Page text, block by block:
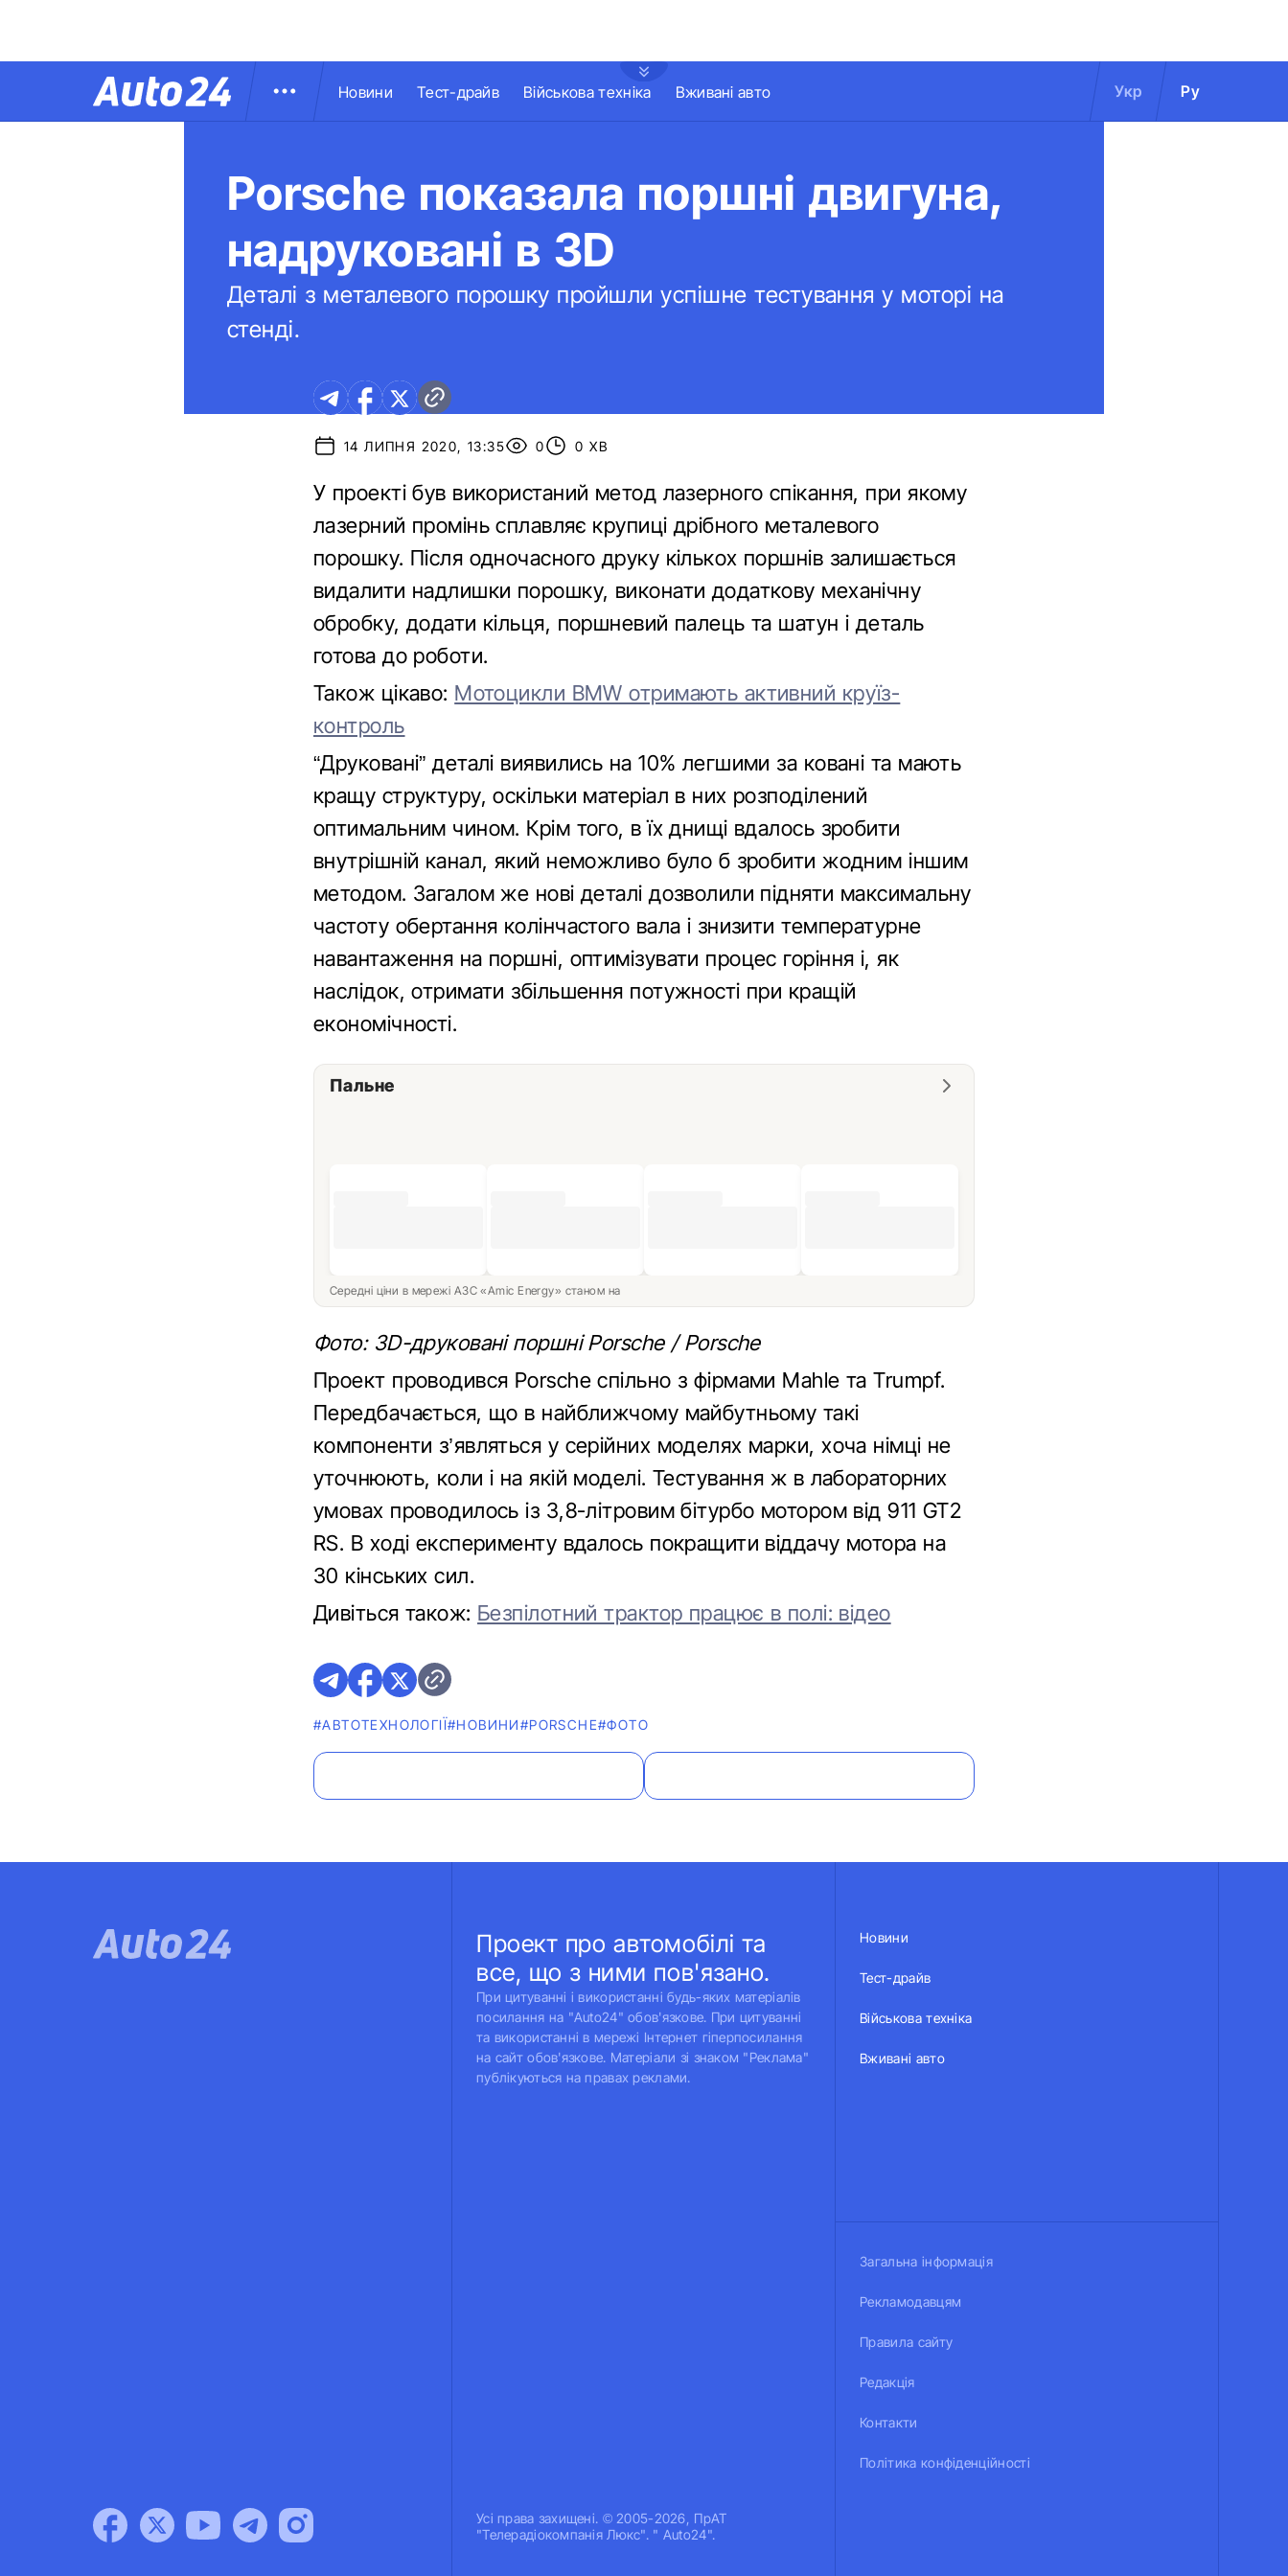
Новини Тест-драйв Військова техніка Вживані авто Укр Ру
Porsche показала поршні двигуна,
надруковані в 3D
Деталі з металевого порошку пройшли успішне тестування у моторі на
стенді.
14 ЛИПНЯ 2020, 13:35 0 0 ХВ
У проекті був використаний метод лазерного спікання, при якому
лазерний промінь сплавляє крупиці дрібного металевого
порошку. Після одночасного друку кількох поршнів залишається
видалити надлишки порошку, виконати додаткову механічну
обробку, додати кільця, поршневий палець та шатун і деталь
готова до роботи.
Також цікаво: Мотоцикли BMW отримають активний круїз-
контроль
“Друковані” деталі виявились на 10% легшими за ковані та мають
кращу структуру, оскільки матеріал в них розподілений
оптимальним чином. Крім того, в їх днищі вдалось зробити
внутрішній канал, який неможливо було б зробити жодним іншим
методом. Загалом же нові деталі дозволили підняти максимальну
частоту обертання колінчастого вала і знизити температурне
навантаження на поршні, оптимізувати процес горіння і, як
наслідок, отримати збільшення потужності при кращій
економічності.
Пальне
Середні ціни в мережі АЗС «Amic Energy» станом на
Фото: 3D-друковані поршні Porsche / Porsche
Проект проводився Porsche спільно з фірмами Mahle та Trumpf.
Передбачається, що в найближчому майбутньому такі
компоненти з’являться у серійних моделях марки, хоча німці не
уточнюють, коли і на якій моделі. Тестування ж в лабораторних
умовах проводилось із 3,8-літровим бітурбо мотором від 911 GT2
RS. В ході експерименту вдалось покращити віддачу мотора на
30 кінських сил.
Дивіться також: Безпілотний трактор працює в полі: відео
#АВТОТЕХНОЛОГІЇ#НОВИНИ#PORSCHE#ФОТО
Проект про автомобілі та
все, що з ними пов'язано.
При цитуванні і використанні будь-яких матеріалів
посилання на "Auto24" обов'язкове. При цитуванні
та використанні в мережі Інтернет гіперпосилання
на сайт обов'язкове. Матеріали зі знаком "Реклама"
публікуються на правах реклами.
Усi права захищенi. © 2005-2026, ПрАТ
"Телерадіокомпанія Люкс". " Auto24".
Новини
Тест-драйв
Військова техніка
Вживані авто
Загальна інформація
Рекламодавцям
Правила сайту
Редакція
Контакти
Політика конфіденційності